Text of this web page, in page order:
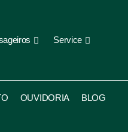
Service
OUVIDORIA BLOG